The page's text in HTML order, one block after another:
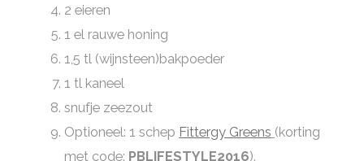
2 eieren
1 el rauwe honing
1,5 tl (wijnsteen)bakpoeder
1 tl kaneel
snufje zeezout
Optioneel: 1 schep Fittergy Greens (korting
met code: PBLIFESTYLE2016).